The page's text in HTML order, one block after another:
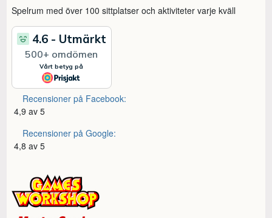
Spelrum med över 100 sittplatser och aktiviteter varje kväll
Recensioner på Facebook:
4,9 av 5
Recensioner på Google:
4,8 av 5